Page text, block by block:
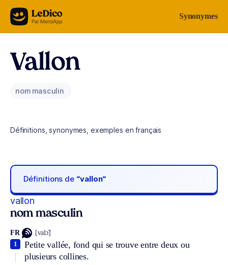
Aller au contenu Synonymes
Vallon
nom masculin
Définitions, synonymes, exemples en français
Définitions de “vallon“
vallon
nom masculin
FR [valɔ̃]
Petite vallée, fond qui se trouve entre deux ou
plusieurs collines.
1